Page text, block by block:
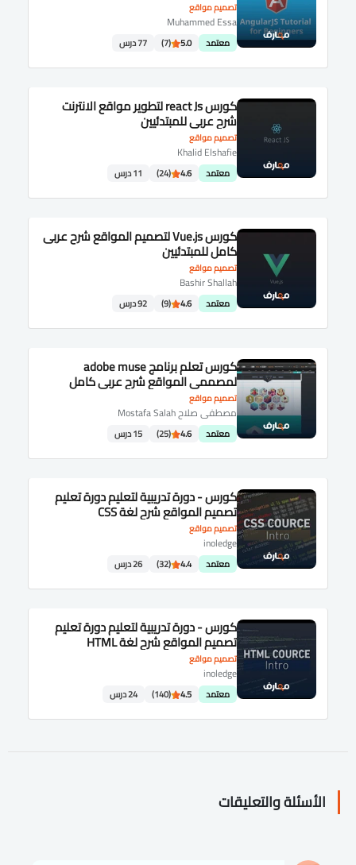
تصميم مواقع
Muhammed Essa
معتمد 5.0
(7) 77 درس
تصميم مواقع
كورس react Js لتطوير مواقع الانترنت
شرح عربى للمبتدئيين
Khalid Elshafie
معتمد 4.6
(24) 11 درس
تصميم مواقع
كورس Vue.js لتصميم المواقع شرح عربى
كامل للمبتدئيين
Bashir Shallah
معتمد 4.6
(9) 92 درس
تصميم مواقع
كورس تعلم برنامج adobe muse
لمصممى المواقع شرح عربى كامل
مصطفى صلاح Mostafa Salah
معتمد 4.6
(25) 15 درس
تصميم مواقع
كورس - دورة تدريبية لتعليم دورة تعليم
تصميم المواقع شرح لغة CSS
inoledge
معتمد 4.4
(32) 26 درس
تصميم مواقع
كورس - دورة تدريبية لتعليم دورة تعليم
تصميم المواقع شرح لغة HTML
inoledge
معتمد 4.5
(140) 24 درس
الأسئلة والتعليقات